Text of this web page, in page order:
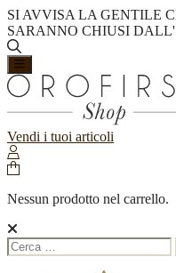
SI AVVISA LA GENTILE
SARANNO CHIUSI DALL'
Vendi i tuoi articoli
Nessun prodotto nel carrello.
Ricerca
per: